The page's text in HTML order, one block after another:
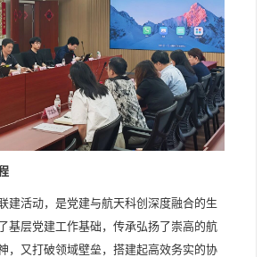
建活动，是党建与航天科创深度融合的生
基层党建工作基础，传承弘扬了崇高的航
，又打破领域壁垒，搭建起高效务实的协